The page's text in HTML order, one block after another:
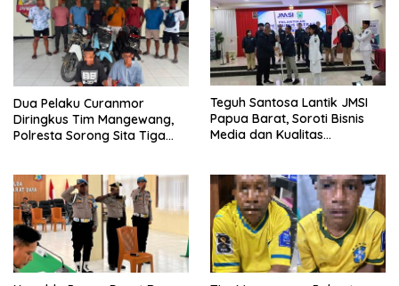
Dua Pelaku Curanmor
Diringkus Tim Mangewang,
Polresta Sorong Sita Tiga
Teguh Santosa Lantik JMSI
Papua Barat, Soroti Bisnis
Media dan Kualitas